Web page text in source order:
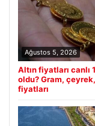
Ağustos 5, 2026
Altın fiyatları canlı
oldu? Gram,
fiyatları